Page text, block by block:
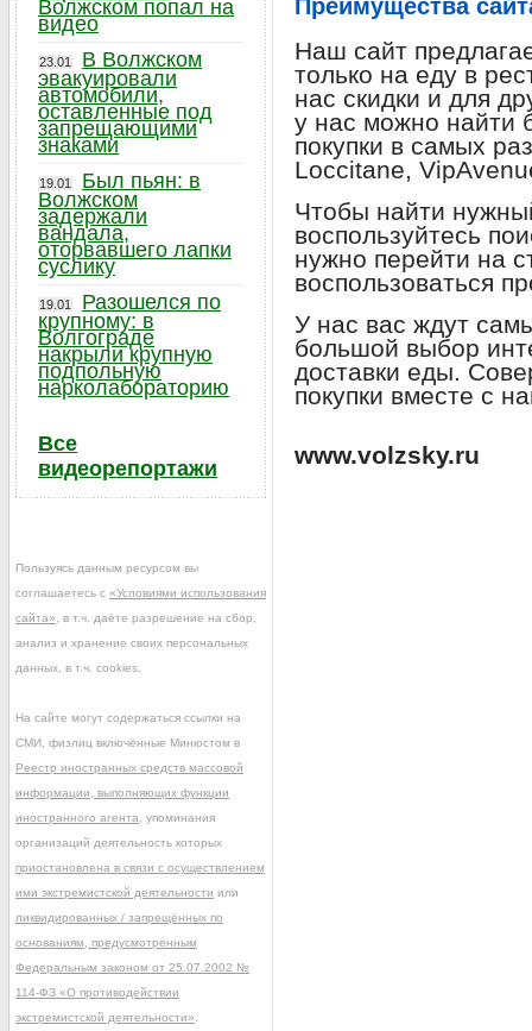
Преимущества
Наш сайт
только на еду в
нас скидки и для
у нас можно найти
покупки в самых
Loccitane,
Чтобы найти
воспользуйтесь
нужно перейти на
воспользоваться
У нас вас ждут
большой выбор
доставки еды.
покупки вместе с
www.volzsky.ru
Волжском попал на
видео
23.01
В Волжском
эвакуировали
автомобили,
оставленные под
запрещающими
знаками
19.01
Был пьян: в
Волжском
задержали
вандала,
оторвавшего лапки
суслику
19.01
Разошелся по
крупному: в
Волгограде
накрыли крупную
подпольную
нарколабораторию
Все
видеорепортажи
Пользуясь данным ресурсом вы
соглашаетесь с «Условиями использования
сайта» , в т.ч. даёте разрешение на сбор,
анализ и хранение своих персональных
данных, в т.ч. cookies.
На сайте могут содержаться ссылки на
СМИ, физлиц включённые Минюстом в
Реестр иностранных средств массовой
информации, выполняющих функции
иностранного агента , упоминания
организаций деятельность которых
приостановлена в связи с осуществлением
ими экстремистской деятельности или
ликвидированных / запрещённых по
основаниям, предусмотренным
Федеральным законом от 25.07.2002 №
114-ФЗ «О противодействии
экстремистской деятельности»